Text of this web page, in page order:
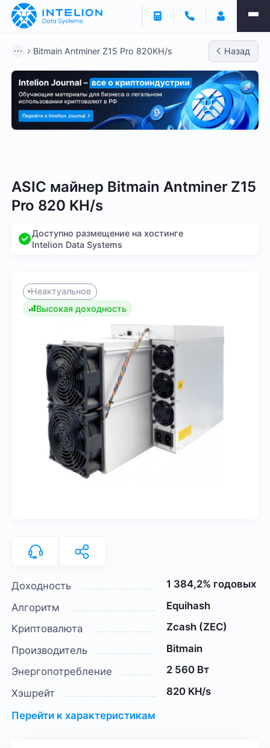
Bitmain Antminer Z15 Pro 820KH/s Назад
ASIC майнер Bitmain Antminer Z15
Pro 820 KH/s
Доступно размещение на хостинге
Intelion Data Systems
Неактуальное
Высокая доходность
Доходность
1 384,2% годовых
Алгоритм
Equihash
Криптовалюта
Zcash (ZEC)
Производитель
Bitmain
Энергопотребление
2 560 Вт
Хэшрейт
820 KH/s
Перейти к характеристикам